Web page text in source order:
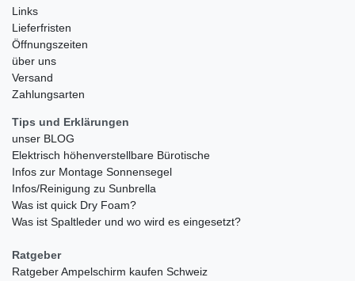
Links
Lieferfristen
Öffnungszeiten
über uns
Versand
Zahlungsarten
Tips und Erklärungen
unser BLOG
Elektrisch höhenverstellbare Bürotische
Infos zur Montage Sonnensegel
Infos/Reinigung zu Sunbrella
Was ist quick Dry Foam?
Was ist Spaltleder und wo wird es eingesetzt?
Ratgeber
Ratgeber Ampelschirm kaufen Schweiz